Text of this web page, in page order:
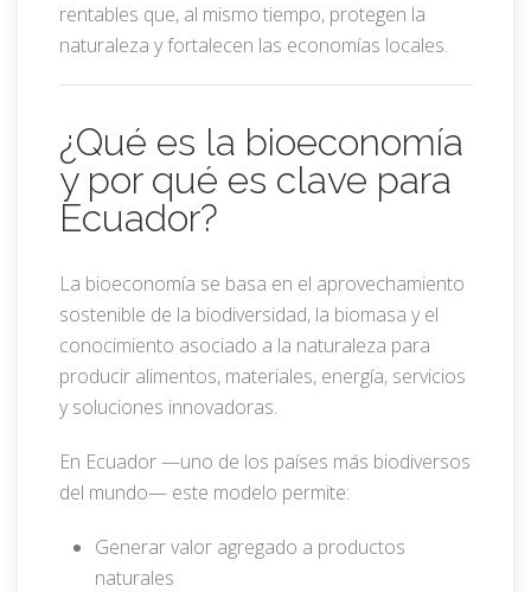
rentables que, al mismo tiempo, protegen la
naturaleza y fortalecen las economías locales.
¿Qué es la bioeconomía
y por qué es clave para
Ecuador?
La bioeconomía se basa en el aprovechamiento
sostenible de la biodiversidad, la biomasa y el
conocimiento asociado a la naturaleza para
producir alimentos, materiales, energía, servicios
y soluciones innovadoras.
En Ecuador —uno de los países más biodiversos
del mundo— este modelo permite:
Generar valor agregado a productos
naturales